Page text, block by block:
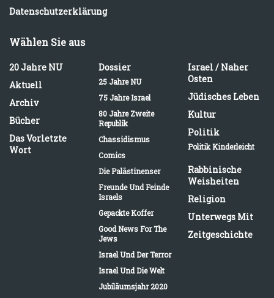
Datenschutzerklärung
Wählen Sie aus
20 Jahre NU
Aktuell
Archiv
Bücher
Das Vorletzte
Wort
Dossier
25 Jahre NU
75 Jahre Israel
80 Jahre Zweite
Republik
Chassidismus
Comics
Die Palästinenser
Freunde Und Feinde
Israels
Gepackte Koffer
Good News For The
Jews
Israel Und Der Terror
Israel Und Die Welt
Jubiläumsjahr 2020
Israel / Naher
Osten
Jüdisches Leben
Kultur
Politik
Politik Kinderleicht
Rabbinische
Weisheiten
Religion
Unterwegs Mit
Zeitgeschichte